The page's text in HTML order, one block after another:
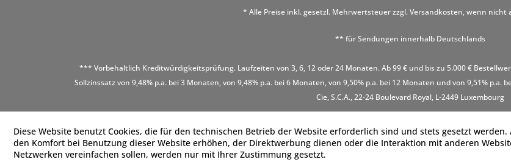
* Alle Preise inkl. gesetzl. Mehrwertsteuer zzgl.Versandkosten, wenn nicht
** für Sendungen innerhalb Deutschlands
*** Vorbehaltlich Kreditwürdigkeitsprüfung. Laufzeiten von 3, 6, 12 oder 24 Monaten. Ab 99 € und bis zu 5.000 €
Sollzinssatz von 9,48% p.a. bei 3 Monaten, von 9,48% p.a. bei 6 Monaten, von 9,50% p.a. bei 12 Monaten und von 9,51% p.a.
Cie, S.C.A., 22-24 Boulevard Royal, L-2449 Luxembourg
Diese Website benutzt Cookies, die für den technischen Betrieb der Website erforderlich sind und stets gesetzt werden.
den Komfort bei Benutzung dieser Website erhöhen, der Direktwerbung dienen oder die Interaktion mit anderen
Netzwerken vereinfachen sollen, werden nur mit Ihrer Zustimmung gesetzt.